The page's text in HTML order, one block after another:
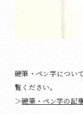
硬筆・ペン字につい
覧ください。
＞硬筆・ペン字の記